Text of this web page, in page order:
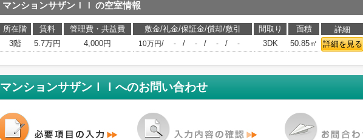
マンションサザンＩＩ の空室情報
所在階 賃料 管理費・共益費 敷金/礼金/保証金/償却/敷引 間取り 面積 詳細
3階
5.7万円 4,000円 10万円/ - / - / - / - 3DK 50.85㎡ 詳細を見る
マンションサザンＩＩ へのお問い合わせ